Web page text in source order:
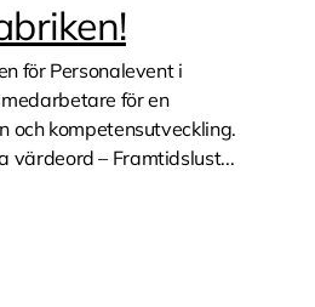
för Personalevent i
för en
och kompetensutveckling.
värdeord – Framtidslust...